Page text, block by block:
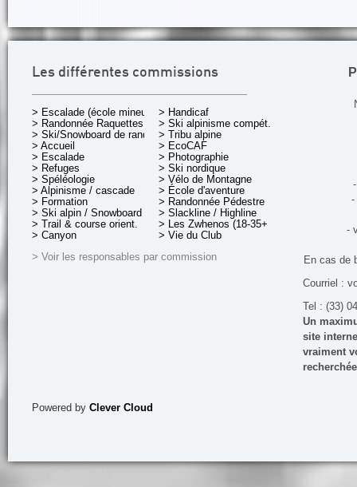
Les différentes commissions
> Escalade (école mineurs)
> Randonnée Raquettes
> Ski/Snowboard de rando.
> Accueil
> Escalade
> Refuges
> Spéléologie
> Alpinisme / cascade
> Formation
> Ski alpin / Snowboard
> Trail & course orient.
> Canyon
> Handicaf
> Ski alpinisme compét.
> Tribu alpine
> EcoCAF
> Photographie
> Ski nordique
> Vélo de Montagne
> École d'aventure
> Randonnée Pédestre
> Slackline / Highline
> Les Zwhenos (18-35+ ans)
> Vie du Club
> Voir les responsables par commission
-
-
En cas de
Courriel :
Tel : (33)
Un
site
vraiment
Powered by Clever Cloud